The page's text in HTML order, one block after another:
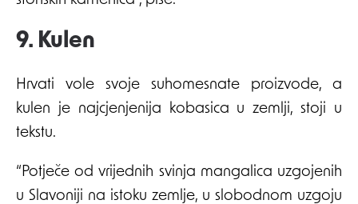
9. Kulen
Hrvati vole svoje suhomesnate proizvode, a
kulen je najcjenjenija kobasica u zemlji, stoji u
tekstu.
“Potječe od vrijednih svinja mangalica uzgojenih
u Slavoniji na istoku zemlje, u slobodnom uzgoju